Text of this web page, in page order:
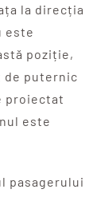
la direcția
este
poziție,
de puternic
proiectat
este
pasagerului